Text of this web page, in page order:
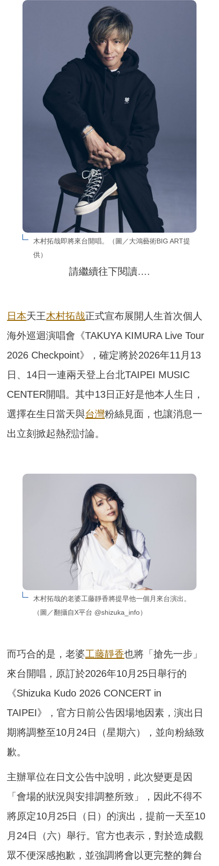
木村拓哉即將來台開唱。（圖／大鴻藝術BIG ART提
供）
請繼續往下閱讀….
日本天王木村拓哉正式宣布展開人生首次個人
海外巡迴演唱會《TAKUYA KIMURA Live Tour
2026 Checkpoint》，確定將於2026年11月13
日、14日一連兩天登上台北TAIPEI MUSIC
CENTER開唱。其中13日正好是他本人生日，
選擇在生日當天與台灣粉絲見面，也讓消息一
出立刻掀起熱烈討論。
木村拓哉的老婆工藤靜香將提早他一個月來台演出。
（圖／翻攝自X平台 @shizuka_info）
而巧合的是，老婆工藤靜香也將「搶先一步」
來台開唱，原訂於2026年10月25日舉行的
《Shizuka Kudo 2026 CONCERT in
TAIPEI》，官方日前公告因場地因素，演出日
期將調整至10月24日（星期六），並向粉絲致
歉。
主辦單位在日文公告中說明，此次變更是因
「會場的狀況與安排調整所致」，因此不得不
將原定10月25日（日）的演出，提前一天至10
月24日（六）舉行。官方也表示，對於造成觀
眾不便深感抱歉，並強調將會以更完整的舞台